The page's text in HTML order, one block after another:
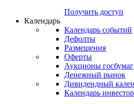
Попробуйте7-
Откройте
Получить доступ
Календарь
Календарь событий
Дефолты
Размещения
Оферты